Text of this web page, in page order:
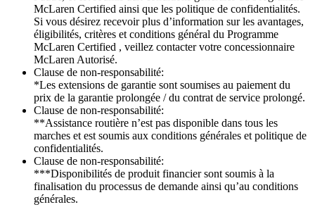
McLaren Certified ainsi que les politique de confidentialités.
Si vous désirez recevoir plus d’information sur les avantages,
éligibilités, critères et conditions général du Programme
McLaren Certified , veillez contacter votre concessionnaire
McLaren Autorisé.
Clause de non-responsabilité:
*Les extensions de garantie sont soumises au paiement du
prix de la garantie prolongée / du contrat de service prolongé.
Clause de non-responsabilité:
**Assistance routière n’est pas disponible dans tous les
marches et est soumis aux conditions générales et politique de
confidentialités.
Clause de non-responsabilité:
***Disponibilités de produit financier sont soumis à la
finalisation du processus de demande ainsi qu’au conditions
générales.